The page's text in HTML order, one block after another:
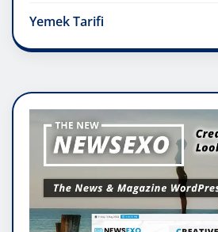
Yemek Tarifi